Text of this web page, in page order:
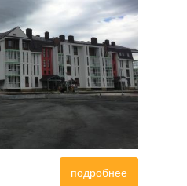
подробнее